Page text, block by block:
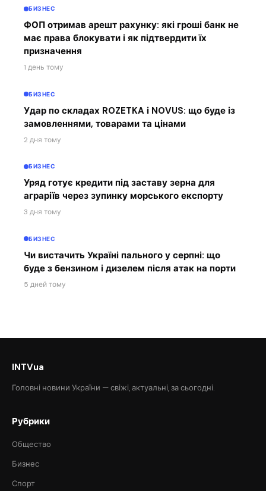
БИЗНЕС
ФОП отримав арешт рахунку: які гроші банк не
має права блокувати і як підтвердити їх
призначення
1 день тому
БИЗНЕС
Удар по складах ROZETKA і NOVUS: що буде із
замовленнями, товарами та цінами
2 дня тому
БИЗНЕС
Уряд готує кредити під заставу зерна для
аграріїв через зупинку морського експорту
3 дня тому
БИЗНЕС
Чи вистачить Україні пального у серпні: що
буде з бензином і дизелем після атак на порти
5 дней тому
INTVua
Головні новини України — свіжі, актуальні, за сьогодні.
Рубрики
Общество
Бизнес
Спорт